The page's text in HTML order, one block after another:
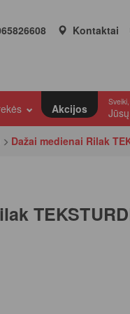
Kontaktai
Akcijos
Dažai medienai Rilak